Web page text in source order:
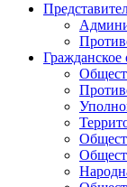
Гражданское